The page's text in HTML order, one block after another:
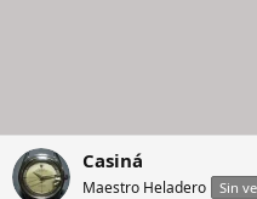
Casiná
Maestro Heladero Sin